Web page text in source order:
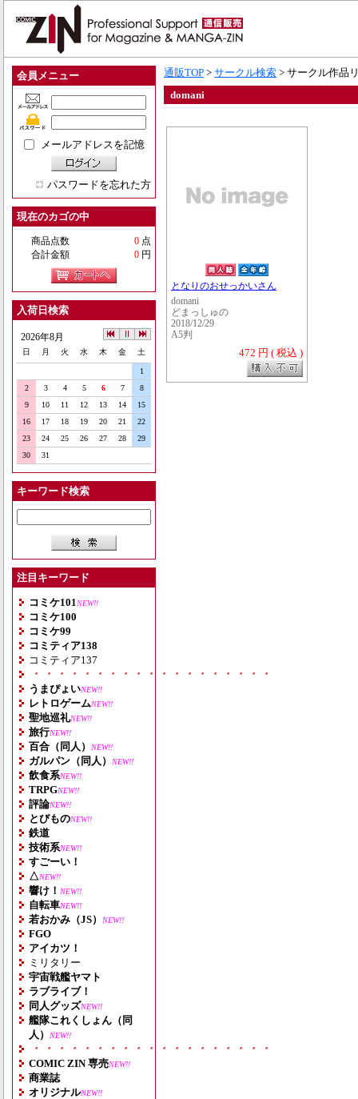
会員メニュー
メールアドレスを記憶
パスワードを忘れた方
現在のカゴの中
商品点数 0 点
合計金額
0 円
入荷日検索
2026年8月
日 月 火 水 木 金 土
1
2
3 4 5 6 7
8
9
10 11 12 13 14
15
16
17 18 19 20 21
22
23
24 25 26 27 28
29
30
31
キーワード検索
注目キーワード
コミケ101 NEW!!
コミケ100
コミケ99
コミティア138
コミティア137
・・・・・・・・・・・・・・・・・・・
うまぴょいNEW!!
レトロゲームNEW!!
聖地巡礼NEW!!
旅行NEW!!
百合（同人） NEW!!
ガルパン（同人） NEW!!
飲食系NEW!!
TRPGNEW!!
評論NEW!!
とびものNEW!!
鉄道
技術系NEW!!
すごーい！
△NEW!!
響け！ NEW!!
自転車NEW!!
若おかみ（JS） NEW!!
FGO
アイカツ！
ミリタリー
宇宙戦艦ヤマト
ラブライブ！
同人グッズNEW!!
艦隊これくしょん（同
人）
NEW!!
・・・・・・・・・・・・・・・・・・・
COMIC ZIN 専売NEW!!
商業誌
オリジナルNEW!!
通販TOP > サークル検索 > サークル作品
domani
となりのおせっかいさん
domani
どまっしゅの
2018/12/29
A5判
472 円 ( 税込 )